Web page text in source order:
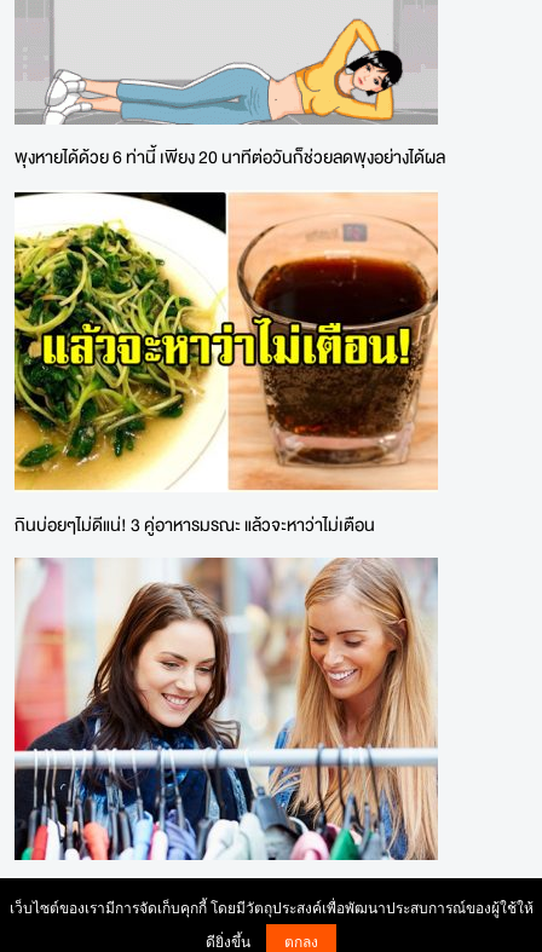
พุงหายได้ด้วย 6 ท่านี้ เพียง 20 นาทีต่อวันก็ช่วยลดพุงอย่างได้ผล
กินบ่อยๆไม่ดีแน่! 3 คู่อาหารมรณะ แล้วจะหาว่าไม่เตือน
สีของเสื้อผ้าชุดโปรดที่เลือกในวันนัดเดท บ่งบอกความในใจ
เว็บไซต์ของเรามีการจัดเก็บคุกกี้ โดยมีวัตถุประสงค์เพื่อพัฒนาประสบการณ์ของผู้ใช้ให้
ดียิ่งขึ้น
ตกลง